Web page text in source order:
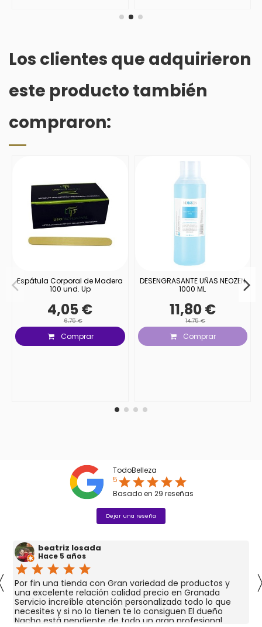
Los clientes que adquirieron
este producto también
compraron:
Espátula Corporal de Madera
100 und. Up
4,05 €
6,75 €
Comprar
DESENGRASANTE UÑAS NEOZEN
1000 ML
11,80 €
14,75 €
Comprar
TodoBelleza
5starstarstarstarstar
Basado en 29 reseñas
Dejar una reseña
beatriz losada
Hace 5 años
star star star star star
Por fin una tienda con Gran variedad de productos y
una excelente relación calidad precio en Granada
Servicio increíble atención personalizada todo lo que
necesites y si no lo tienen te lo consiguen El dueño
Nacho está pendiente de todo un gran profesional